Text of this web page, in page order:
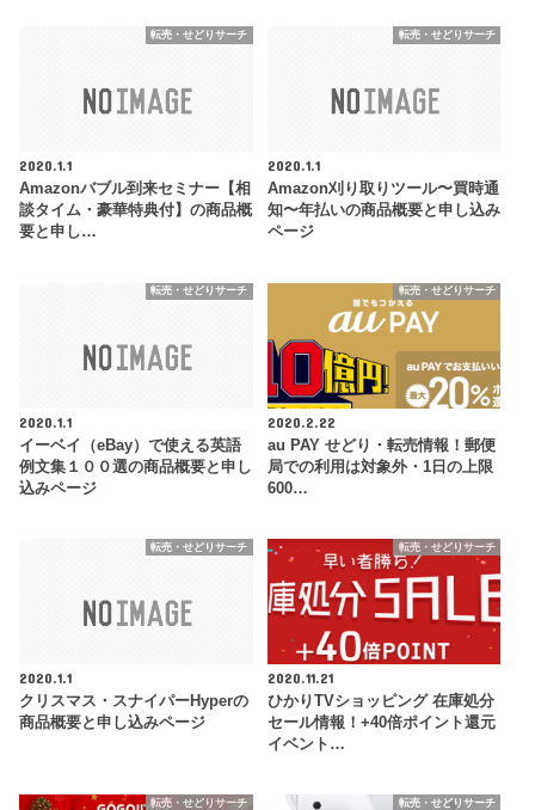
転売・せどりサーチ
2020.1.1
Amazonバブル到来セミナー【相
談タイム・豪華特典付】の商品概
要と申し…
転売・せどりサーチ
2020.1.1
Amazon刈り取りツール〜買時通
知〜年払いの商品概要と申し込み
ページ
転売・せどりサーチ
2020.1.1
イーベイ（eBay）で使える英語
例文集１００選の商品概要と申し
込みページ
転売・せどりサーチ
2020.2.22
au PAY せどり・転売情報！郵便
局での利用は対象外・1日の上限
600…
転売・せどりサーチ
2020.1.1
クリスマス・スナイパーHyperの
商品概要と申し込みページ
転売・せどりサーチ
2020.11.21
ひかりTVショッピング 在庫処分
セール情報！+40倍ポイント還元
イベント…
転売・せどりサーチ 転売・せどりサーチ